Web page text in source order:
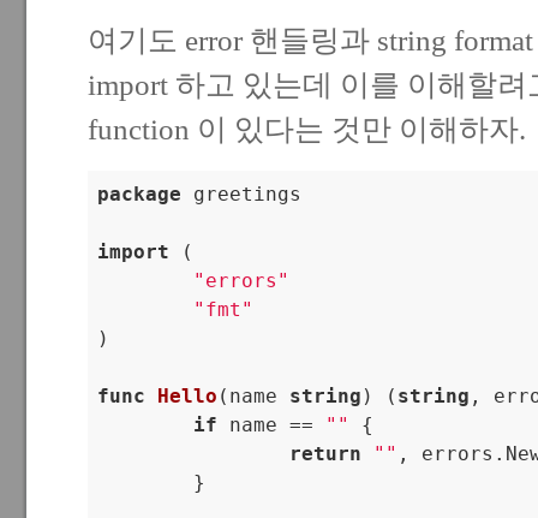
여기도 error 핸들링과 string
import 하고 있는데 이를 이해할
function 이 있다는 것만 이해하자.
package greetings
import (
"errors"
"fmt"
)
func Hello (name string ) ( string ,
if name == ""
{
return
"" ,